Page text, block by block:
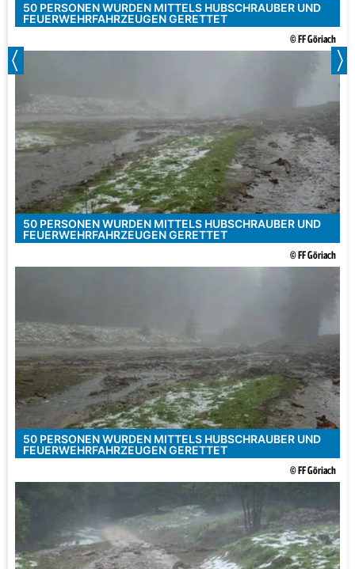
50 PERSONEN WURDEN MITTELS HUBSCHRAUBER UND
FEUERWEHRFAHRZEUGEN GERETTET
© FF Göriach
50 PERSONEN WURDEN MITTELS HUBSCHRAUBER UND
FEUERWEHRFAHRZEUGEN GERETTET
© FF Göriach
50 PERSONEN WURDEN MITTELS HUBSCHRAUBER UND
FEUERWEHRFAHRZEUGEN GERETTET
© FF Göriach